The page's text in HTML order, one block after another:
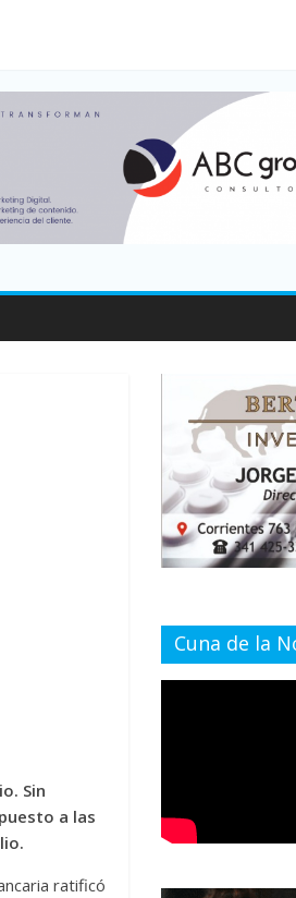
de personas viajaron por el país,
Sin
a las
ratificó
Cuna de la